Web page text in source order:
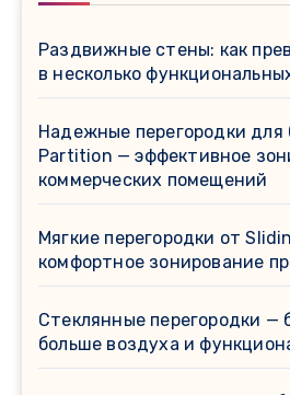
Раздвижные стены: как
в несколько
Надежные перегородки для
Partition — эффективное
коммерческих помещений
Мягкие перегородки от
комфортное зонирование
Стеклянные перегородки —
больше воздуха и